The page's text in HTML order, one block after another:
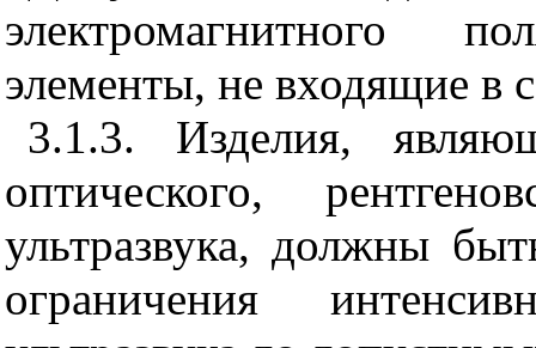
электромагнитного
элементы, не входящие в
3.1.3. Изделия,
оптического,
ультразвука, должны
ограничения